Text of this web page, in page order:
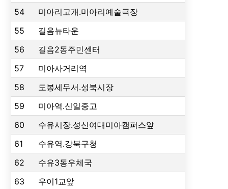
54
미아리고개.미아리예술극장
55
길음뉴타운
56
길음2동주민센터
57
미아사거리역
58
도봉세무서.성북시장
59
미아역.신일중고
60
수유시장.성신여대미아캠퍼스앞
61
수유역.강북구청
62
수유3동우체국
63
우이1교앞